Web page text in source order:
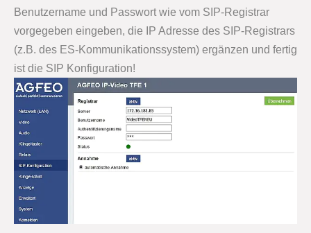
Benutzername und Passwort wie vom SIP-Registrar
vorgegeben eingeben, die IP Adresse des SIP-Registrars
(z.B. des ES-Kommunikationssystem) ergänzen und fertig
ist die SIP Konfiguration!